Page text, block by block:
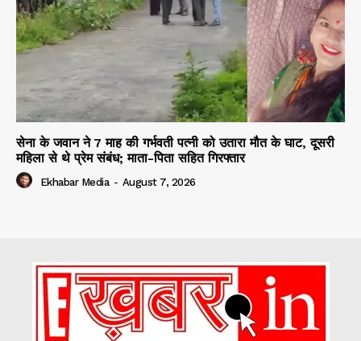
सेना के जवान ने 7 माह की गर्भवती पत्नी को उतारा मौत के घाट, दूसरी
महिला से थे प्रेम संबंध; माता-पिता सहित गिरफ्तार
Ekhabar Media - August 7, 2026